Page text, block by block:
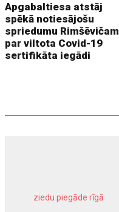
Apgabaltiesa atstāj
spēkā notiesājošu
spriedumu Rimšēvičam
par viltota Covid-19
sertifikāta iegādi
ziedu piegāde rīgā